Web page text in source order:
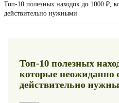
Топ-10 полезных находок до 1000 ₽,
действительно нужными
Топ-10 полезных
которые неожиданно
действительно